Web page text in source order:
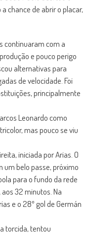
chance de abrir o placar,
continuaram com a
e pouco perigo
alternativas para
de velocidade. Foi
principalmente
Leonardo como
mas pouco se viu
iniciada por Arias. O
um belo passe, próximo
para o fundo da rede
32 minutos. Na
e o 28º gol de Germán
torcida, tentou